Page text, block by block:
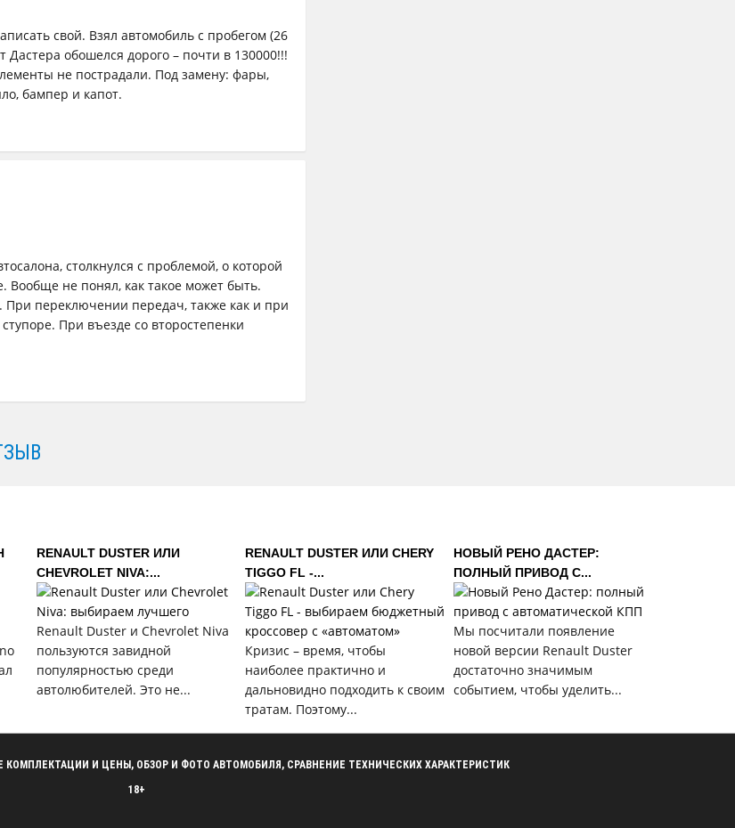
свой. Взял автомобиль с пробегом (26
обошелся дорого – почти в 130000!!!
не пострадали. Под замену: фары,
бампер и капот.
столкнулся с проблемой, о которой
Вообще не понял, как такое может быть.
При переключении передач, также как и при
При въезде со второстепенки
RENAULT DUSTER ИЛИ
CHEVROLET NIVA:...
Renault Duster и Chevrolet Niva
пользуются завидной
популярностью среди
автолюбителей. Это не...
RENAULT DUSTER ИЛИ CHERY
TIGGO FL -...
Кризис – время, чтобы
наиболее практично и
дальновидно подходить к своим
тратам. Поэтому...
НОВЫЙ РЕНО ДАСТЕР:
ПОЛНЫЙ ПРИВОД С...
Мы посчитали появление
новой версии Renault Duster
достаточно значимым
событием, чтобы уделить...
КОМПЛЕКТАЦИИ И ЦЕНЫ, ОБЗОР И ФОТО АВТОМОБИЛЯ, СРАВНЕНИЕ ТЕХНИЧЕСКИХ ХАРАКТЕРИСТИК
18+